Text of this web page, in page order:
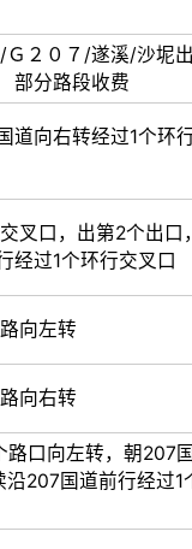
Ｇ２０７/遂溪/沙坭出
部分路段收费
道向右转经过1个环
叉口，出第2个出口，
经过1个环行交叉口
向左转
向右转
路口向左转，朝207国
207国道前行经过1